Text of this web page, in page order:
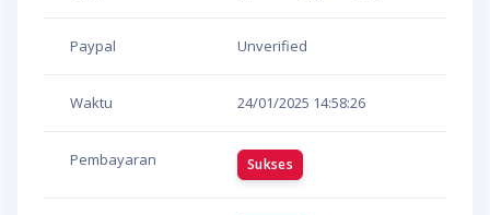
Paypal Unverified
Waktu 24/01/2025 14:58:26
Pembayaran Sukses